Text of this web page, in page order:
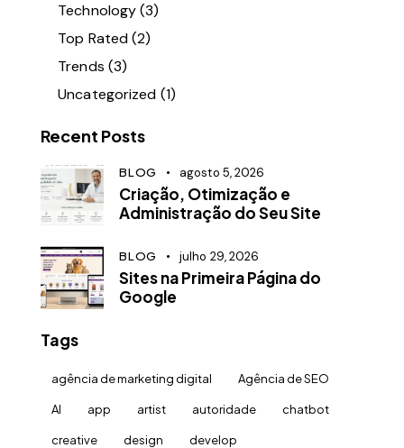
Technology(3)
Top Rated(2)
Trends (3)
Uncategorized (1)
Recent Posts
BLOG agosto 5, 2026
Criação, Otimização e
Administração do Seu Site
BLOG julho 29, 2026
Sites na Primeira Página do
Google
Tags
agência de marketing digital Agência de SEO
AI app artist autoridade chatbot
creative design develop